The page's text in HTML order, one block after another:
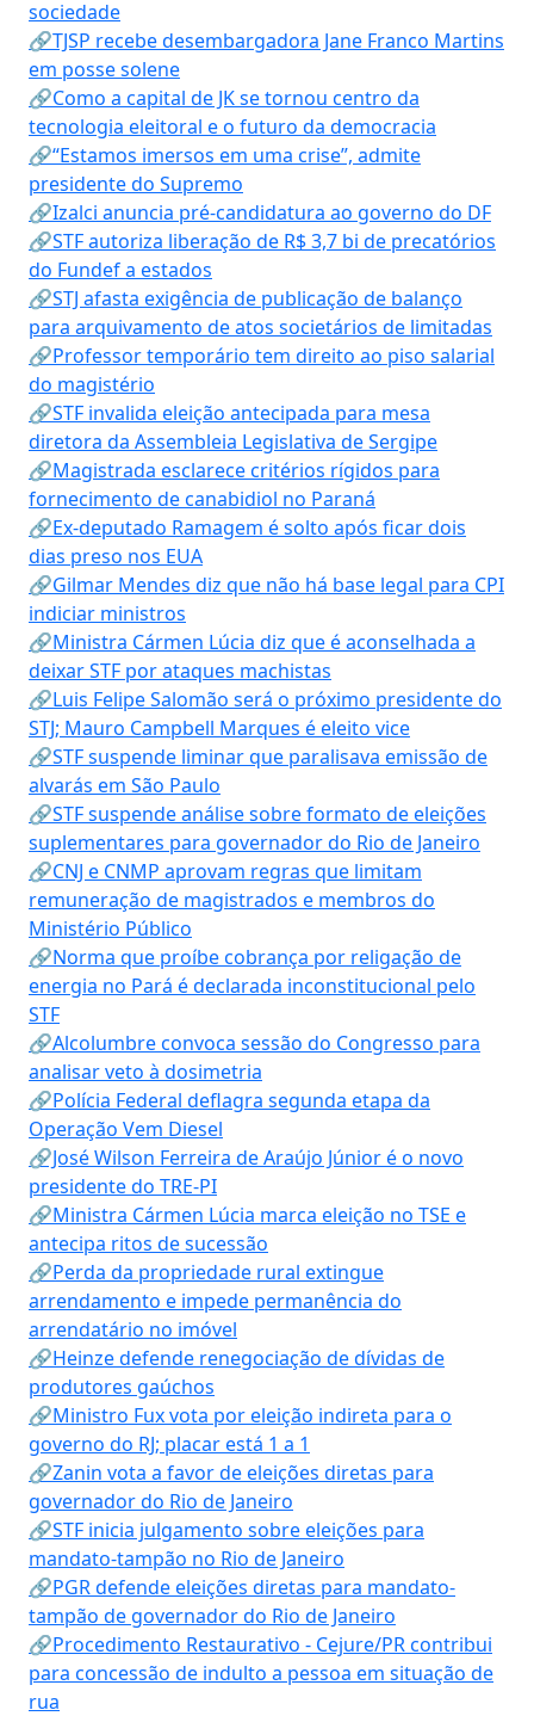
sociedade
🔗TJSP recebe desembargadora Jane Franco Martins
em posse solene
🔗Como a capital de JK se tornou centro da
tecnologia eleitoral e o futuro da democracia
🔗“Estamos imersos em uma crise”, admite
presidente do Supremo
🔗Izalci anuncia pré-candidatura ao governo do DF
🔗STF autoriza liberação de R$ 3,7 bi de precatórios
do Fundef a estados
🔗STJ afasta exigência de publicação de balanço
para arquivamento de atos societários de limitadas
🔗Professor temporário tem direito ao piso salarial
do magistério
🔗STF invalida eleição antecipada para mesa
diretora da Assembleia Legislativa de Sergipe
🔗Magistrada esclarece critérios rígidos para
fornecimento de canabidiol no Paraná
🔗Ex-deputado Ramagem é solto após ficar dois
dias preso nos EUA
🔗Gilmar Mendes diz que não há base legal para CPI
indiciar ministros
🔗Ministra Cármen Lúcia diz que é aconselhada a
deixar STF por ataques machistas
🔗Luis Felipe Salomão será o próximo presidente do
STJ; Mauro Campbell Marques é eleito vice
🔗STF suspende liminar que paralisava emissão de
alvarás em São Paulo
🔗STF suspende análise sobre formato de eleições
suplementares para governador do Rio de Janeiro
🔗CNJ e CNMP aprovam regras que limitam
remuneração de magistrados e membros do
Ministério Público
🔗Norma que proíbe cobrança por religação de
energia no Pará é declarada inconstitucional pelo
STF
🔗Alcolumbre convoca sessão do Congresso para
analisar veto à dosimetria
🔗Polícia Federal deflagra segunda etapa da
Operação Vem Diesel
🔗José Wilson Ferreira de Araújo Júnior é o novo
presidente do TRE-PI
🔗Ministra Cármen Lúcia marca eleição no TSE e
antecipa ritos de sucessão
🔗Perda da propriedade rural extingue
arrendamento e impede permanência do
arrendatário no imóvel
🔗Heinze defende renegociação de dívidas de
produtores gaúchos
🔗Ministro Fux vota por eleição indireta para o
governo do RJ; placar está 1 a 1
🔗Zanin vota a favor de eleições diretas para
governador do Rio de Janeiro
🔗STF inicia julgamento sobre eleições para
mandato-tampão no Rio de Janeiro
🔗PGR defende eleições diretas para mandato-
tampão de governador do Rio de Janeiro
🔗Procedimento Restaurativo - Cejure/PR contribui
para concessão de indulto a pessoa em situação de
rua